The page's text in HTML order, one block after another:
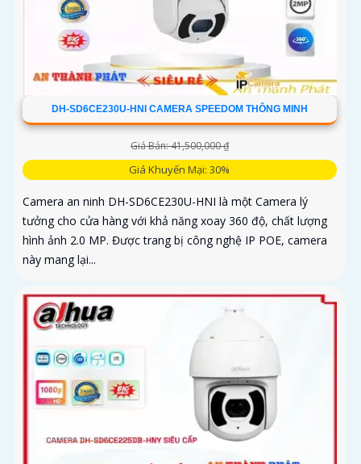
DH-SD6CE230U-HNI CAMERA SPEEDOM THÔNG MINH
Giá Bán: 41,500,000 ₫
Giá Khuyến Mại: 30%
Camera an ninh DH-SD6CE230U-HNI là một Camera lý
tưởng cho cửa hàng với khả năng xoay 360 độ, chất lượng
hình ảnh 2.0 MP. Được trang bị công nghệ IP POE, camera
này mang lại...